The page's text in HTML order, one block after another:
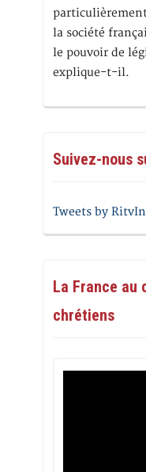
la société
le pouvoir de
explique-t-il.
Suivez-nous
Tweets by
La France
chrétiens